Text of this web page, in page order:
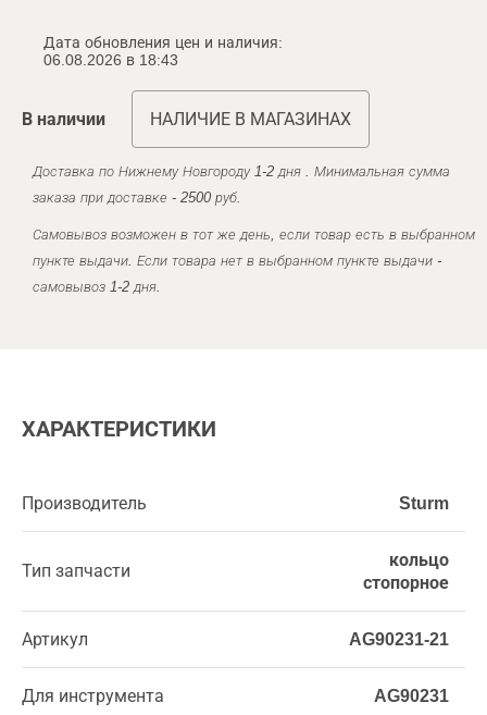
Дата обновления цен и наличия:
06.08.2026 в 18:43
В наличии НАЛИЧИЕ В МАГАЗИНАХ
Доставка по Нижнему Новгороду 1-2 дня . Минимальная сумма
заказа при доставке - 2500 руб.
Самовывоз возможен в тот же день, если товар есть в выбранном
пункте выдачи. Если товара нет в выбранном пункте выдачи -
самовывоз 1-2 дня.
ХАРАКТЕРИСТИКИ
Производитель Sturm
Тип запчасти
кольцо
стопорное
Артикул AG90231-21
Для инструмента AG90231